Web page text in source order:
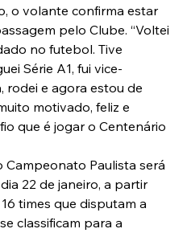
o volante confirma estar
pelo Clube. “Voltei
no futebol. Tive
Série A1, fui vice-
rodei e agora estou de
motivado, feliz e
que é jogar o Centenário
Campeonato Paulista será
22 de janeiro, a partir
times que disputam a
classificam para a